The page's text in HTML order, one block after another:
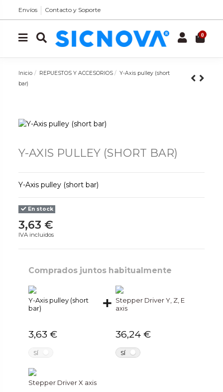
Envíos Contacto y Soporte
0
Inicio REPUESTOS Y ACCESORIOS
Y-Axis pulley (short
bar)
Y-AXIS PULLEY (SHORT BAR)
Y-Axis pulley (short bar)
En stock
3,63 €
IVA incluidos
Comprados juntos habitualmente
Y-Axis pulley (short
bar)
3,63 €
SÍ
Stepper Driver Y, Z, E
axis
36,24 €
SÍ
Stepper Driver X axis